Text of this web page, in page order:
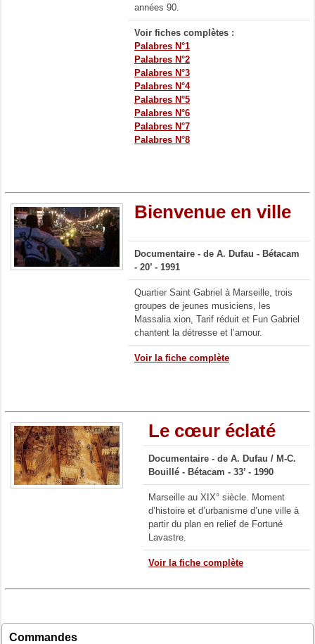
années 90.
Voir fiches complètes :
Palabres N°1
Palabres N°2
Palabres N°3
Palabres N°4
Palabres N°5
Palabres N°6
Palabres N°7
Palabres N°8
Bienvenue en ville
Documentaire - de A. Dufau - Bétacam
- 20’ - 1991
Quartier Saint Gabriel à Marseille, trois
groupes de jeunes musiciens, les
Massalia xion, Tarif réduit et Fun Gabriel
chantent la détresse et l’amour.
Voir la fiche complète
Le cœur éclaté
Documentaire - de A. Dufau / M-C.
Bouillé - Bétacam - 33’ - 1990
Marseille au XIX° siècle. Moment
d’histoire et d’urbanisme d’une ville à
partir du plan en relief de Fortuné
Lavastre.
Voir la fiche complète
Commandes